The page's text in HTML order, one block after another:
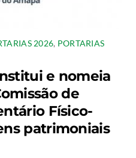
2026, PORTARIAS
e nomeia
de
Físico-
patrimoniais